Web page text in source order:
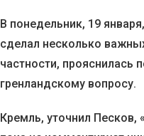
В понедельник, 19
сделал несколько
частности, прояснилась
гренландскому вопросу.
Кремль, уточнил Песков,